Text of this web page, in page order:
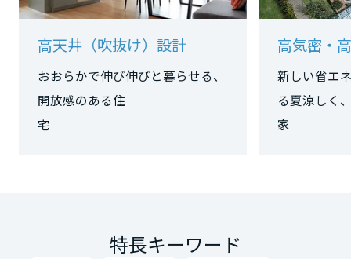
高天井（吹抜け）設計
おおらかで伸び伸びと暮らせる、
開放感のある住
宅
高気密・
新しい省エ
る夏涼しく
特長キーワード
和歌山県
中国・四国エリア
鳥取県